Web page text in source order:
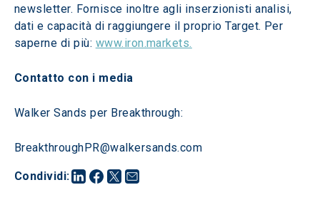
Condividi:
newsletter. Fornisce inoltre agli inserzionisti analisi,
dati e capacità di raggiungere il proprio Target. Per
saperne di più: www.iron.markets.
Contatto con i media
Walker Sands per Breakthrough:
BreakthroughPR@walkersands.com